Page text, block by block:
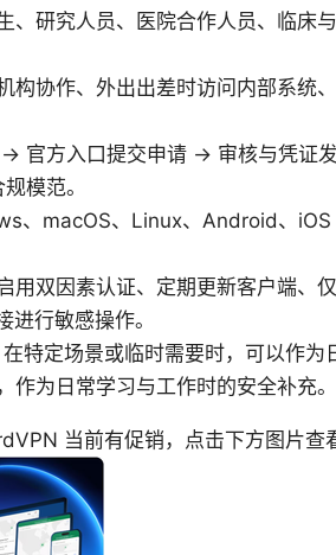
、研究人员、医院合作人员、临床
构协作、外出出差时访问内部系统
→ 官方入口提交申请 → 审核与凭证
模范。
、macOS、Linux、Android、iOS
用双因素认证、定期更新客户端、
进行敏感操作。
特定场景或临时需要时，可以作为
作为日常学习与工作时的安全补充。
当前有促销，点击下方图片查